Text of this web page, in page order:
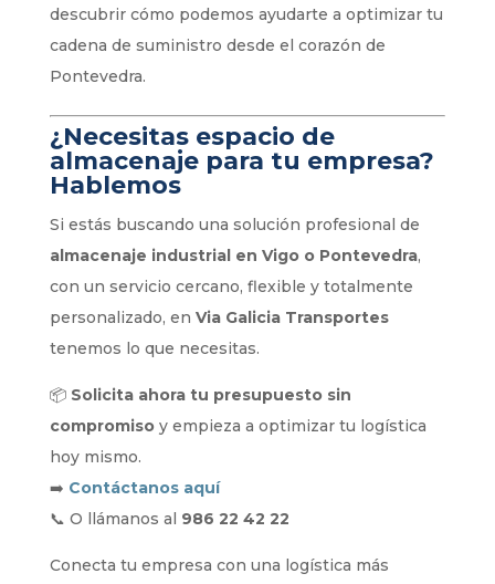
descubrir cómo podemos ayudarte a optimizar tu
cadena de suministro desde el corazón de
Pontevedra.
¿Necesitas espacio de
almacenaje para tu empresa?
Hablemos
Si estás buscando una solución profesional de
almacenaje industrial en Vigo o Pontevedra,
con un servicio cercano, flexible y totalmente
personalizado, en Via Galicia Transportes
tenemos lo que necesitas.
📦 Solicita ahora tu presupuesto sin
compromisoy empieza a optimizar tu logística
hoy mismo.
➡️ Contáctanos aquí
📞 O llámanos al 986 22 42 22
Conecta tu empresa con una logística más